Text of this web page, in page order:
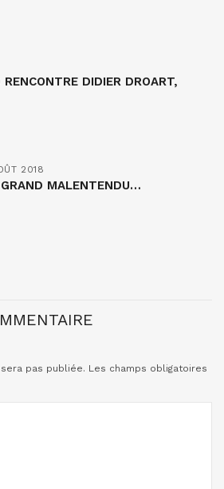
DIDIER DROART,
2018
MALENTENDU…
pas publiée. Les champs obligatoires